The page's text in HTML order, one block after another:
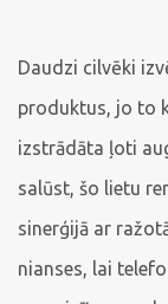
Daudzi cilvēki
produktus, jo to
izstrādāta ļoti
salūst, šo lietu
sinerģijā ar
nianses, lai